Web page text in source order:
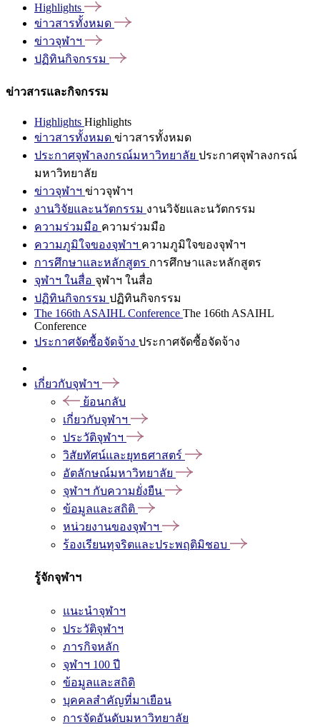
Highlights
ข่าวสารทั้งหมด
ข่าวจุฬาฯ
ปฏิทินกิจกรรม
ข่าวสารและกิจกรรม
Highlights Highlights
ข่าวสารทั้งหมด ข่าวสารทั้งหมด
ประกาศจุฬาลงกรณ์มหาวิทยาลัย ประกาศจุฬาลงกรณ์
มหาวิทยาลัย
ข่าวจุฬาฯ ข่าวจุฬาฯ
งานวิจัยและนวัตกรรม งานวิจัยและนวัตกรรม
ความร่วมมือ ความร่วมมือ
ความภูมิใจของจุฬาฯ ความภูมิใจของจุฬาฯ
การศึกษาและหลักสูตร การศึกษาและหลักสูตร
จุฬาฯ ในสื่อ จุฬาฯ ในสื่อ
ปฏิทินกิจกรรม ปฏิทินกิจกรรม
The 166th ASAIHL Conference The 166th ASAIHL
Conference
ประกาศจัดซื้อจัดจ้าง ประกาศจัดซื้อจัดจ้าง
เกี่ยวกับจุฬาฯ
ย้อนกลับ
เกี่ยวกับจุฬาฯ
ประวัติจุฬาฯ
วิสัยทัศน์และยุทธศาสตร์
อัตลักษณ์มหาวิทยาลัย
จุฬาฯ กับความยั่งยืน
ข้อมูลและสถิติ
หน่วยงานของจุฬาฯ
ร้องเรียนทุจริตและประพฤติมิชอบ
รู้จักจุฬาฯ
แนะนำจุฬาฯ
ประวัติจุฬาฯ
ภารกิจหลัก
จุฬาฯ 100 ปี
ข้อมูลและสถิติ
บุคคลสำคัญที่มาเยือน
การจัดอันดับมหาวิทยาลัย